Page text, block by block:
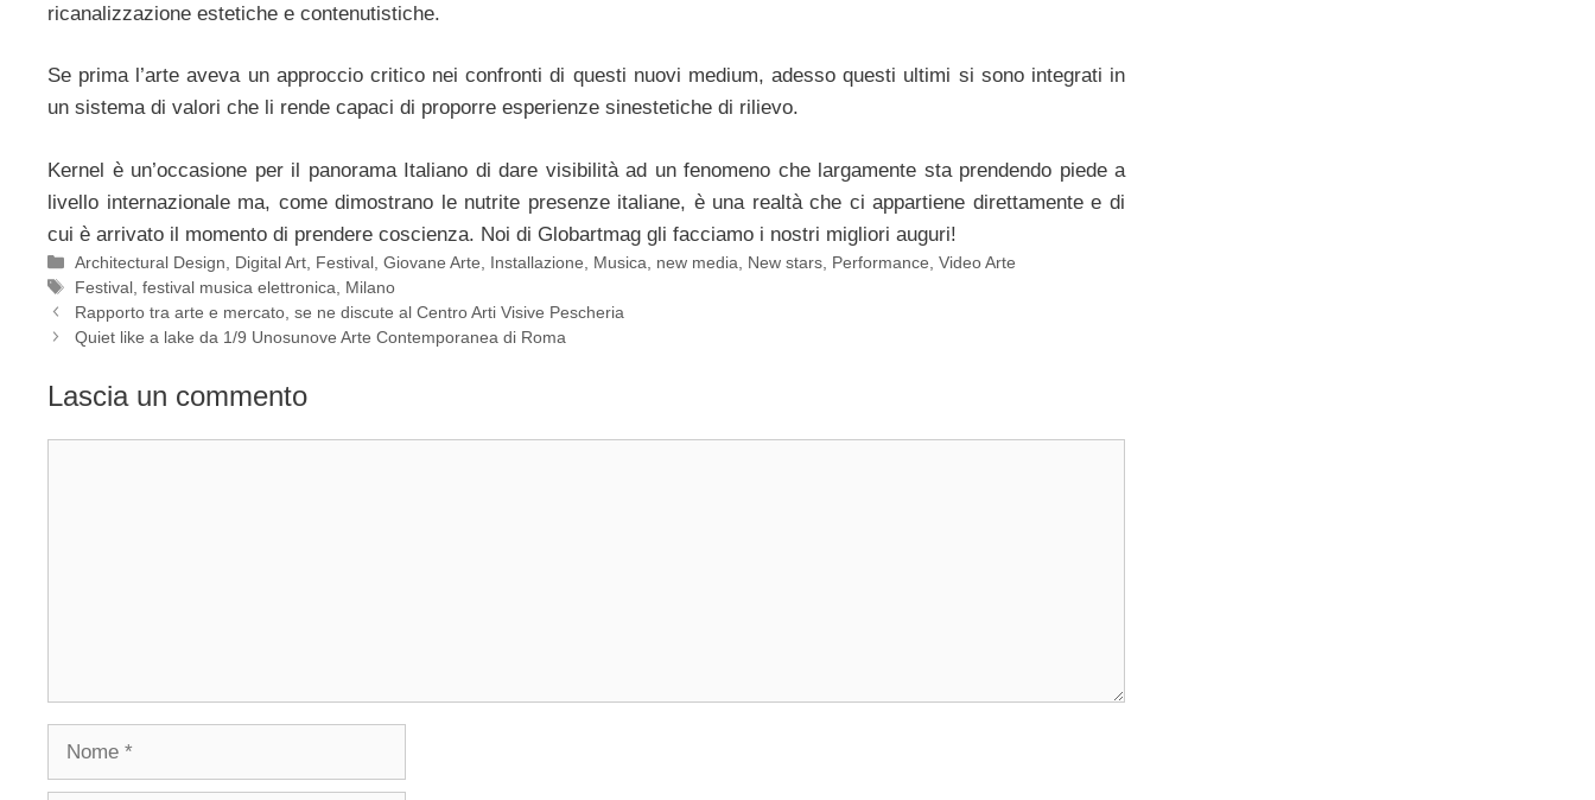
ricanalizzazione estetiche e contenutistiche.
Se prima l’arte aveva un approccio critico nei confronti di questi nuovi medium, adesso questi ultimi si sono integrati in
un sistema di valori che li rende capaci di proporre esperienze sinestetiche di rilievo.
Kernel è un’occasione per il panorama Italiano di dare visibilità ad un fenomeno che largamente sta prendendo piede a
livello internazionale ma, come dimostrano le nutrite presenze italiane, è una realtà che ci appartiene direttamente e di
cui è arrivato il momento di prendere coscienza. Noi di Globartmag gli facciamo i nostri migliori auguri!
Categorie
Architectural Design Digital Art Festival ,Giovane Arte Installazione Musica new media New stars Performance ,Video Arte
Tag
Festival ,festival musica elettronica
Milano
Rapporto tra arte e mercato, se ne discute al Centro Arti Visive Pescheria
Quiet like a lake da 1/9 Unosunove Arte Contemporanea di Roma
Lascia un commento
Nome